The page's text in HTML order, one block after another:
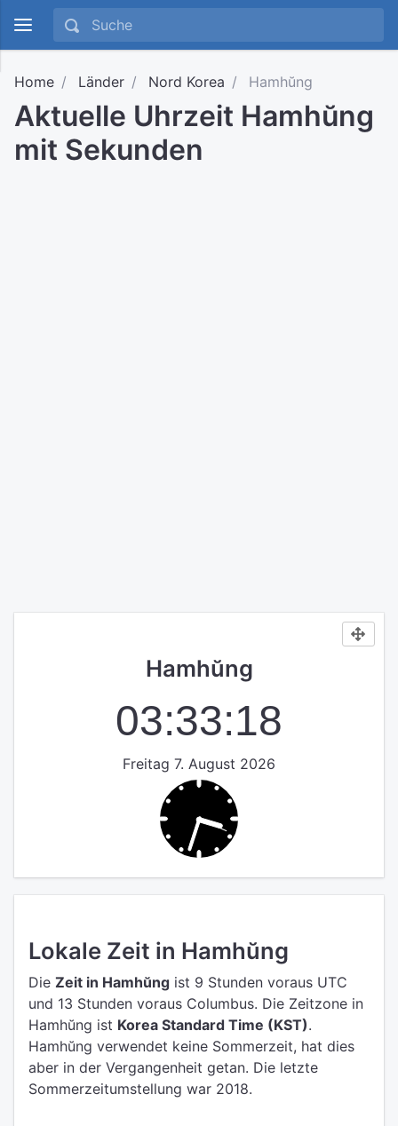
Home Länder Nord Korea Hamhŭng
Aktuelle Uhrzeit Hamhŭng
mit Sekunden
Hamhŭng
03:33:19
Freitag 7. August 2026
Lokale Zeit in Hamhŭng
Die Zeit in Hamhŭng ist 9 Stunden voraus UTC
und 13 Stunden voraus Columbus. Die Zeitzone in
Hamhŭng ist Korea Standard Time (KST).
Hamhŭng verwendet keine Sommerzeit, hat dies
aber in der Vergangenheit getan. Die letzte
Sommerzeitumstellung war 2018.